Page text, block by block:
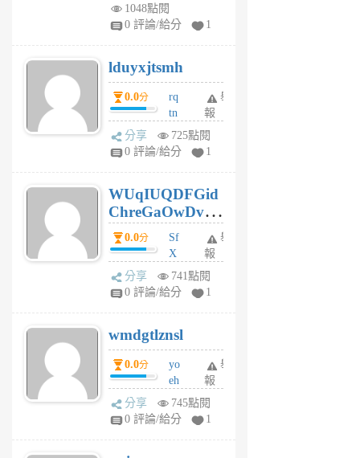
jl
月
前
1048點閱
0 評論/給分
1
lduyxjtsmh
0.0分
rq
tn
jt
gl
個
月
前
舉
報
分享
725點閱
0 評論/給分
1
WUqIUQDFGid
ChreGaOwDv
dY0.0分
Sf
X
Pe
Jc
R
P
m
v
A
V
舉
報
分享
741點閱
0 評論/給分
1
wmdgtlznsl
0.0分
yo
eh
ld
gy
舉
報
分享
745點閱
0 評論/給分
1